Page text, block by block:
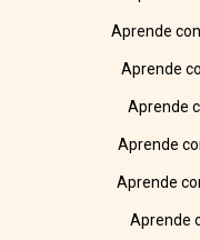
Aprende
Aprende
Aprende
Aprende
Aprende
Aprende